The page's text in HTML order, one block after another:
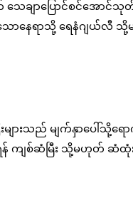
က် သေချာပြောင်စင်အော
ောနေရာသို့ ရေနံဂျယ်လီ
းသည် မျက်နှာပေါ်သို့ရ
ကျစ်ဆံမြီး သို့မဟုတ် ဆံထုံး